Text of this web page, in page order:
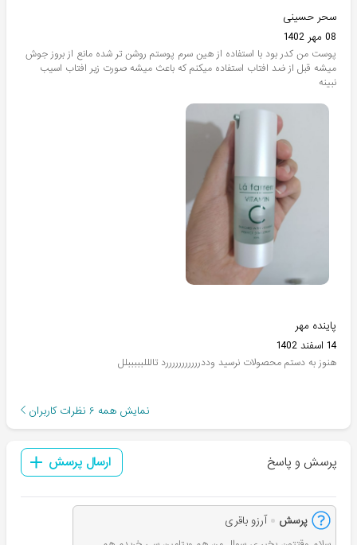
سحر حسینی
08 مهر 1402
پوست من کدر بود با استفاده از هین سرم پوستم روشن تر شده مانع از بروز جوش
میشه قبل از ضد افتاب استفاده میکنم که باعث میشه صورت زیر افتاب اسیب
نبینه
پاینده مهر
14 اسفند 1402
هنوز به دستم محصولات نرسید وددرررررررررررد تالللبببببلل
نمایش همه ۶ نظرات کاربران
پرسش و پاسخ ارسال پرسش
پرسش آرزو باقری